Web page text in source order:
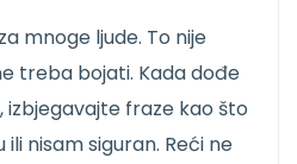
mnoge ljude. To nije
treba bojati. Kada dođe
izbjegavajte fraze kao što
nisam siguran. Reći ne